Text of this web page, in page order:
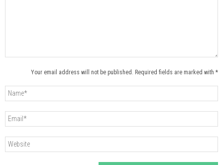
Your email address will not be published. Required fields are marked with *